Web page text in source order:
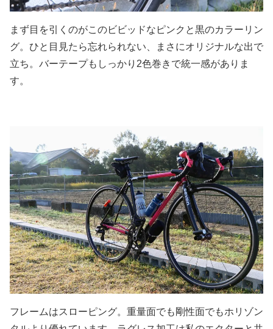
まず目を引くのがこのビビッドなピンクと黒のカラーリン
グ。ひと目見たら忘れられない、まさにオリジナルな出で
立ち。バーテープもしっかり2色巻きで統一感がありま
す。
フレームはスローピング。重量面でも剛性面でもホリゾン